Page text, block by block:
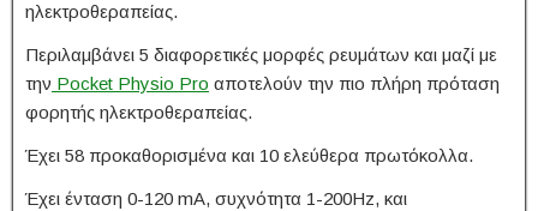
ηλεκτροθεραπείας.
Περιλαμβάνει 5 διαφορετικές μορφές ρευμάτων και μαζί με
την Pocket Physio Pro αποτελούν την πιο πλήρη πρόταση
φορητής ηλεκτροθεραπείας.
Έχει 58 προκαθορισμένα και 10 ελεύθερα πρωτόκολλα.
Έχει ένταση 0-120 mΑ, συχνότητα 1-200Hz, και